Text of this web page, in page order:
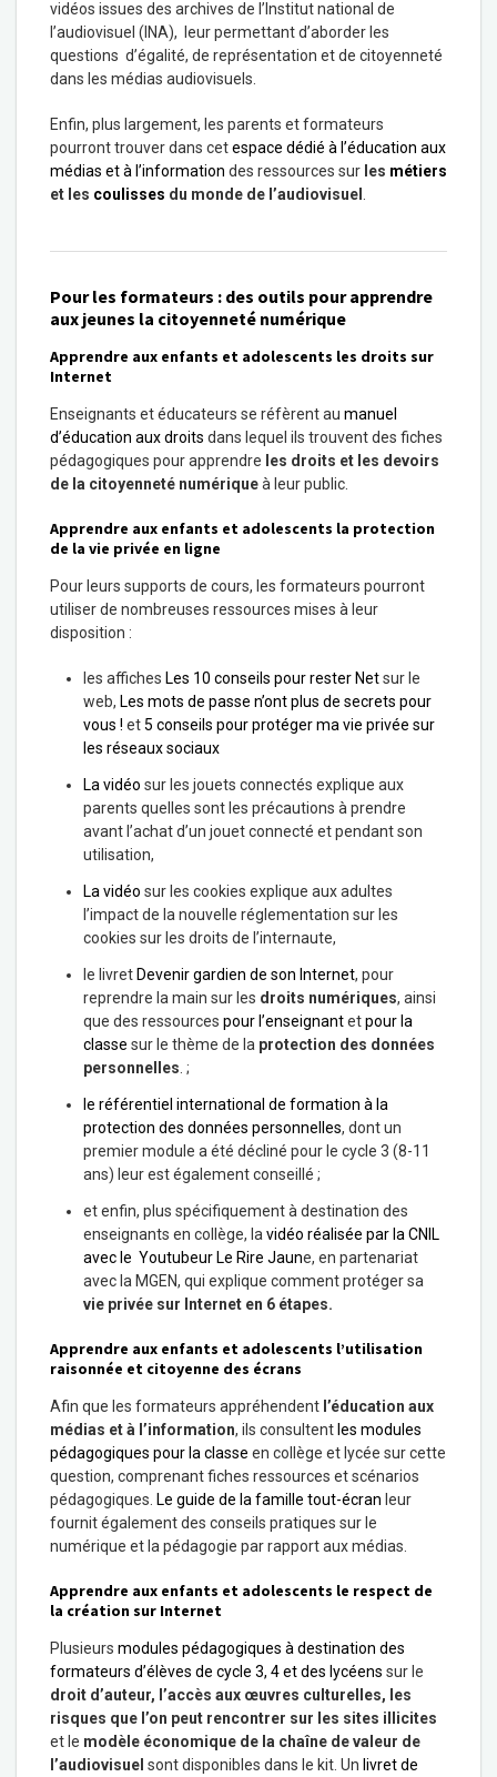
vidéos issues des archives de l’Institut national de
l’audiovisuel (INA), leur permettant d’aborder les
questions d’égalité, de représentation et de citoyenneté
dans les médias audiovisuels.
Enfin, plus largement, les parents et formateurs
pourront trouver dans cetespace dédié à l’éducation aux
médias et à l’information des ressources sur les métiers
et les coulisses du monde de l’audiovisuel
Pour les formateurs : des outils pour apprendre
aux jeunes la citoyenneté numérique
Apprendre aux enfants et adolescents les droits sur
Internet
Enseignants et éducateurs se réfèrent au manuel
d’éducation aux droits dans lequel ils trouvent des fiches
pédagogiques pour apprendre les droits et les devoirs
de la citoyenneté numériqueà leur public.
Apprendre aux enfants et adolescents la protection
de la vie privée en ligne
Pour leurs supports de cours, les formateurs pourront
utiliser de nombreuses ressources mises à leur
disposition :
les affiches Les 10 conseils pour rester Netsur le
web, Les mots de passe n’ont plus de secrets pour
vous ! et5 conseils pour protéger ma vie privée sur
les réseaux sociaux
La vidéo sur les jouets connectés explique aux
parents quelles sont les précautions à prendre
avant l’achat d’un jouet connecté et pendant son
utilisation,
La vidéo sur les cookies explique aux adultes
l’impact de la nouvelle réglementation sur les
cookies sur les droits de l’internaute,
le livretDevenir gardien de son Internet, pour
reprendre la main sur les droits numériques, ainsi
que des ressources pour l’enseignantetpour la
classe sur le thème de la protection des données
personnelles . ;
le référentiel international de formation à la
protection des données personnelles, dont un
premier module a été décliné pour le cycle 3 (8-11
ans) leur est également conseillé ;
et enfin, plus spécifiquement à destination des
enseignants en collège, la vidéo réalisée par la CNIL
avec le Youtubeur Le Rire Jaune, en partenariat
avec la MGEN, qui explique comment protéger sa
vie privée sur Internet en 6 étapes.
Apprendre aux enfants et adolescents l’utilisation
raisonnée et citoyenne des écrans
Afin que les formateurs appréhendent l’éducation aux
médias et à l’information, ils consultentles modules
pédagogiques pour la classe en collège et lycée sur cette
question, comprenant fiches ressources et scénarios
pédagogiques. Le guide de la famille tout-écran leur
fournit également des conseils pratiques sur le
numérique et la pédagogie par rapport aux médias.
Apprendre aux enfants et adolescents le respect de
la création sur Internet
Plusieurs modules pédagogiques à destination des
formateurs d’élèves de cycle 3, 4 et des lycéens sur le
droit d’auteur, l’accès aux œuvres culturelles, les
risques que l’on peut rencontrer sur les sites illicites
et le modèle économique de la chaîne de valeur de
l’audiovisuel sont disponibles dans le kit. Un livret de